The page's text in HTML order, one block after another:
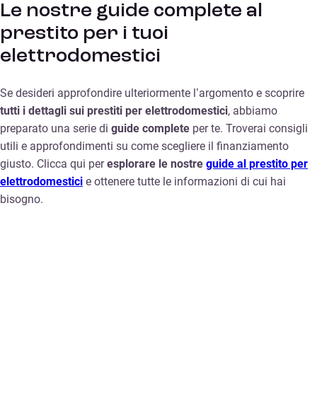
Le nostre guide complete al
prestito per i tuoi
elettrodomestici
Se desideri approfondire ulteriormente l’argomento e scoprire
tutti i dettagli sui prestiti per elettrodomestici, abbiamo
preparato una serie di guide complete per te. Troverai consigli
utili e approfondimenti su come scegliere il finanziamento
giusto. Clicca qui peresplorare le nostre guide al prestito per
elettrodomestici e ottenere tutte le informazioni di cui hai
bisogno.